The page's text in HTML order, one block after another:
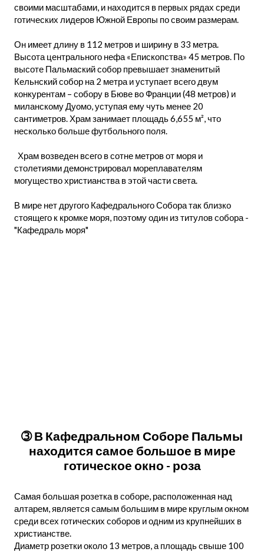
своими масштабами, и находится в первых рядах среди
готических лидеров Южной Европы по своим размерам.
Он имеет длину в 112 метров и ширину в 33 метра.
Высота центрального нефа «Епископства» 45 метров. По
высоте Пальмаский собор превышает знаменитый
Кельнский собор на 2 метра и уступает всего двум
конкурентам – собору в Бюве во Франции (48 метров) и
миланскому Дуомо, уступая ему чуть менее 20
сантиметров. Храм занимает площадь 6,655 м², что
несколько больше футбольного поля.
Храм возведен всего в сотне метров от моря и
столетиями демонстрировал мореплавателям
могущество христианства в этой части света.
В мире нет другого Кафедрального Собора так близко
стоящего к кромке моря, поэтому один из титулов собора -
"Кафедраль моря"
➂ В Кафедральном Соборе Пальмы
находится самое большое в мире
готическое окно - роза
Самая большая розетка в соборе, расположенная над
алтарем, является самым большим в мире круглым окном
среди всех готических соборов и одним из крупнейших в
христианстве.
Диаметр розетки около 13 метров, а площадь свыше 100